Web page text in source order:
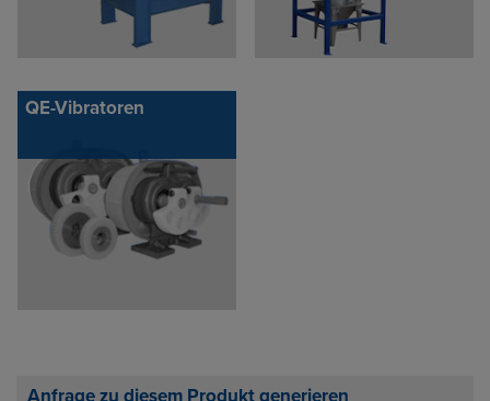
QE-Vibratoren
Anfrage zu diesem Produkt generieren